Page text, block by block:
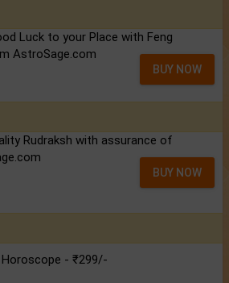
Luck to your Place with Feng
AstroSage.com
BUY NOW
Rudraksh with assurance of
BUY NOW
- ₹299/-